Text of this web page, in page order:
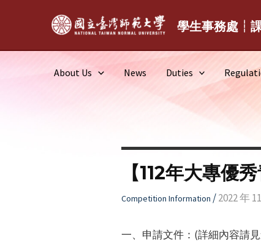
學生事務處┆
About Us News Duties
【112年大專優
Competition Information /2022 年
一、申請文件：(詳細內容請